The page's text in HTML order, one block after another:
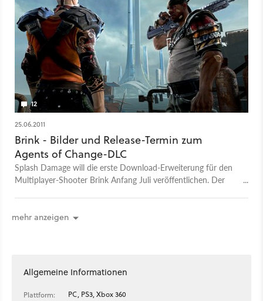
12
25.06.2011
Brink - Bilder und Release-Termin zum
Agents of Change-DLC
Splash Damage will die erste Download-Erweiterung für den
Multiplayer-Shooter Brink Anfang Juli veröffentlichen. Der
mehr anzeigen
Allgemeine Informationen
Plattform:
PC, PS3, Xbox 360